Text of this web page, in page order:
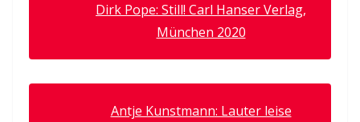
Dirk Pope: Still! Carl Hanser Verlag,
München 2020
Antje Kunstmann: Lauter leise